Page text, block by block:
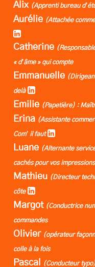
Alix (Apprenti bureau
Aurélie (Attachée
Catherine
« d’âme » qui compte
Emmanuelle
delà
Emilie (Papetière) :
Erina (Assistante
Com’ il faut
Luane (Alternante
cachés pour vos impressions
Mathieu (Directeur
côte
Margot (Conductrice
commandes
Olivier (opérateur
colle à la fois
Pascal (Conducteur